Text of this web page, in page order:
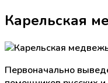
Карельская
Первоначально